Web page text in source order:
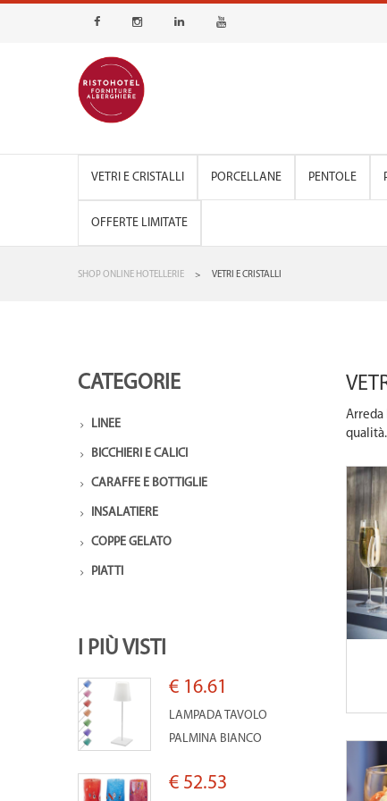
VETRI E CRISTALLI PORCELLANE PENTOLE
OFFERTE LIMITATE
SHOP ONLINE HOTELLERIE > VETRI E CRISTALLI
Arreda
qualità.
CATEGORIE
LINEE
BICCHIERI E CALICI
CARAFFE E BOTTIGLIE
INSALATIERE
COPPE GELATO
PIATTI
I PIÙ VISTI
€ 16.61
LAMPADA TAVOLO
PALMINA BIANCO
€ 52.53